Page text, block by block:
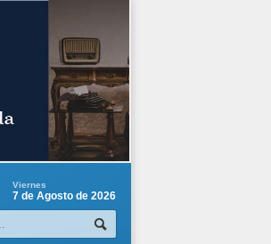
Viernes
7 de Agosto de 2026